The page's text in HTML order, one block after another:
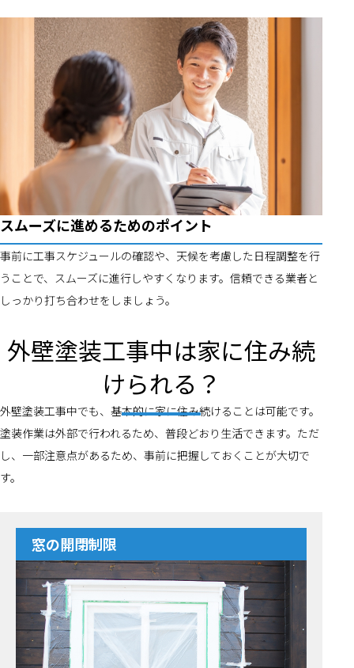
スムーズに進めるためのポイント
事前に工事スケジュールの確認や、天候を考慮した日程調整を行
うことで、スムーズに進行しやすくなります。信頼できる業者と
しっかり打ち合わせをしましょう。
外壁塗装工事中は家に住み続
けられる？
外壁塗装工事中でも、基本的に家に住み続けることは可能です。
塗装作業は外部で行われるため、普段どおり生活できます。ただ
し、一部注意点があるため、事前に把握しておくことが大切で
す。
窓の開閉制限